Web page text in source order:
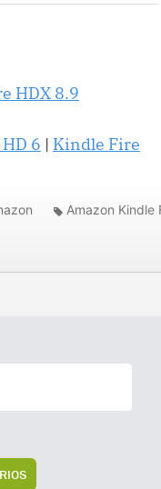
HDX 8.9
6 | Kindle Fire
Amazon Kindle